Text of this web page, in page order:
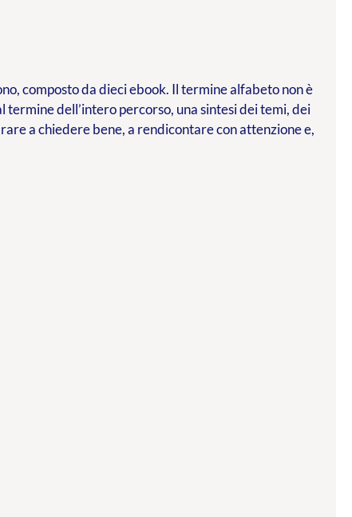
composto da dieci ebook. Il termine alfabeto non è
dell’intero percorso, una sintesi dei temi, dei
a chiedere bene, a rendicontare con attenzione e,